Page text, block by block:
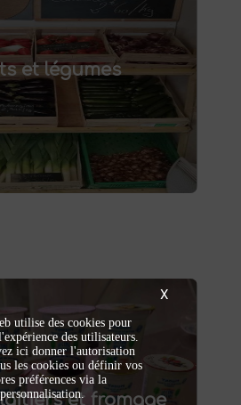
et légumes
et légumes
Achetez des
frais à Saint-
Saulve
produits de saison,
Goûtez la différence :
sains et respectueux de
Vente directe à la ferme ou
à domicile.
et fromage
laitiers et fromage
Dégustez nos
et fromages à
Saint-Saulve
fromages
X
utilise des cookies pour
des utilisateurs.
ici donner l'autorisation
les cookies ou définir vos
préférences via la
personnalisation.